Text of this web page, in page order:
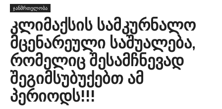
ჯანმრთელობა
კლიმაქსის სამკურნალო
მცენარეული საშუალება,
რომელიც შესამჩნევად
შეგიმსუბუქებთ ამ
პერიოდს!!!